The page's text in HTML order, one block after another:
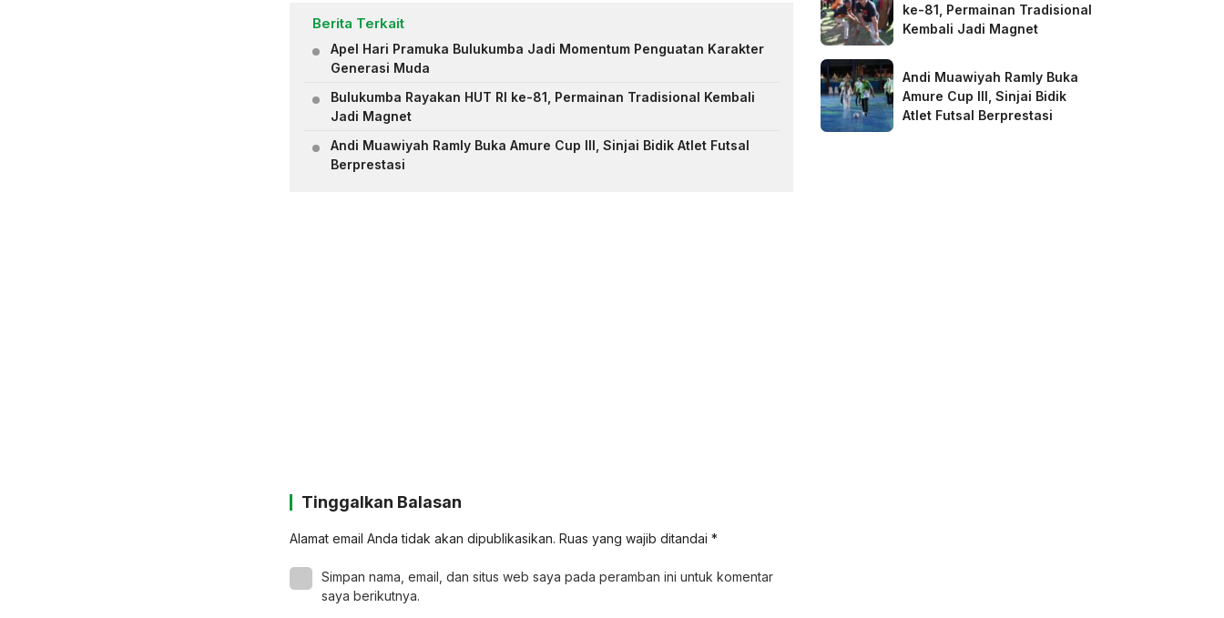
Berita Terkait
Apel Hari Pramuka Bulukumba Jadi Momentum Penguatan Karakter
Generasi Muda
Bulukumba Rayakan HUT RI ke-81, Permainan Tradisional Kembali
Jadi Magnet
Andi Muawiyah Ramly Buka Amure Cup III, Sinjai Bidik Atlet Futsal
Berprestasi
Tinggalkan Balasan
Alamat email Anda tidak akan dipublikasikan. Ruas yang wajib ditandai *
Simpan nama, email, dan situs web saya pada peramban ini untuk komentar
saya berikutnya.
ke-81, Permainan Tradisional
Kembali Jadi Magnet
Andi Muawiyah Ramly Buka
Amure Cup III, Sinjai Bidik
Atlet Futsal Berprestasi